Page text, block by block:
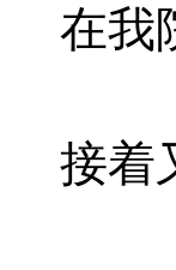
在我
接着